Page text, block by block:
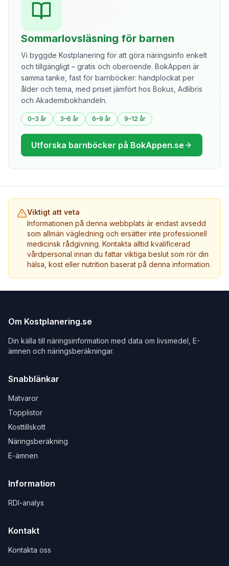
Sommarlovsläsning för barnen
Vi byggde Kostplanering för att göra näringsinfo enkelt
och tillgängligt – gratis och oberoende. BokAppen är
samma tanke, fast för barnböcker: handplockat per
ålder och tema, med priset jämfört hos Bokus, Adlibris
och Akademibokhandeln.
0–3 år 3–6 år 6–9 år 9–12 år
Utforska barnböcker på BokAppen.se
Viktigt att veta
Informationen på denna webbplats är endast avsedd
som allmän vägledning och ersätter inte professionell
medicinsk rådgivning. Kontakta alltid kvalificerad
vårdpersonal innan du fattar viktiga beslut som rör din
hälsa, kost eller nutrition baserat på denna information.
Om Kostplanering.se
Din källa till näringsinformation med data om livsmedel, E-
ämnen och näringsberäkningar.
Snabblänkar
Matvaror
Topplistor
Kosttillskott
Näringsberäkning
E-ämnen
Information
RDI-analys
Kontakt
Kontakta oss